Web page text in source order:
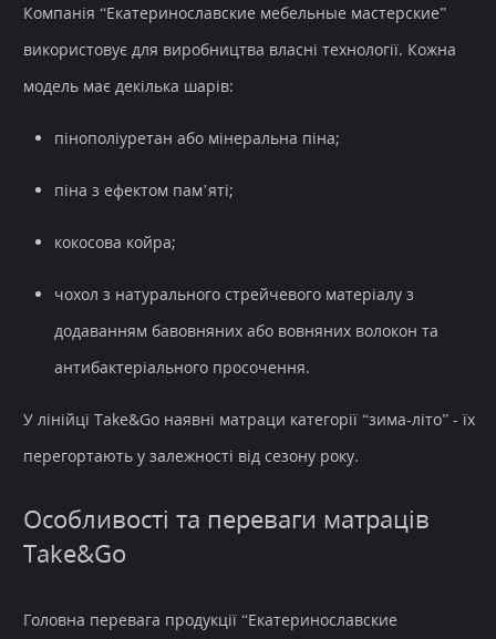
Компанія “Екатеринославские мебельные мастерские”
використовує для виробництва власні технології. Кожна
модель має декілька шарів:
пінополіуретан або мінеральна піна;
піна з ефектом пам’яті;
кокосова койра;
чохол з натурального стрейчевого матеріалу з
додаванням бавовняних або вовняних волокон та
антибактеріального просочення.
У лінійці Take&Go наявні матраци категорії “зима-літо” - їх
перегортають у залежності від сезону року.
Особливості та переваги матраців
Take&Go
Головна перевага продукції “Екатеринославские